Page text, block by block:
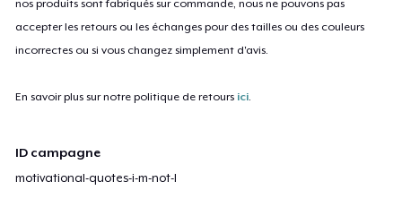
nos produits sont fabriqués sur commande, nous ne pouvons pas
accepter les retours ou les échanges pour des tailles ou des couleurs
incorrectes ou si vous changez simplement d'avis.
En savoir plus sur notre politique de retours ici
ID campagne
motivational-quotes-i-m-not-l